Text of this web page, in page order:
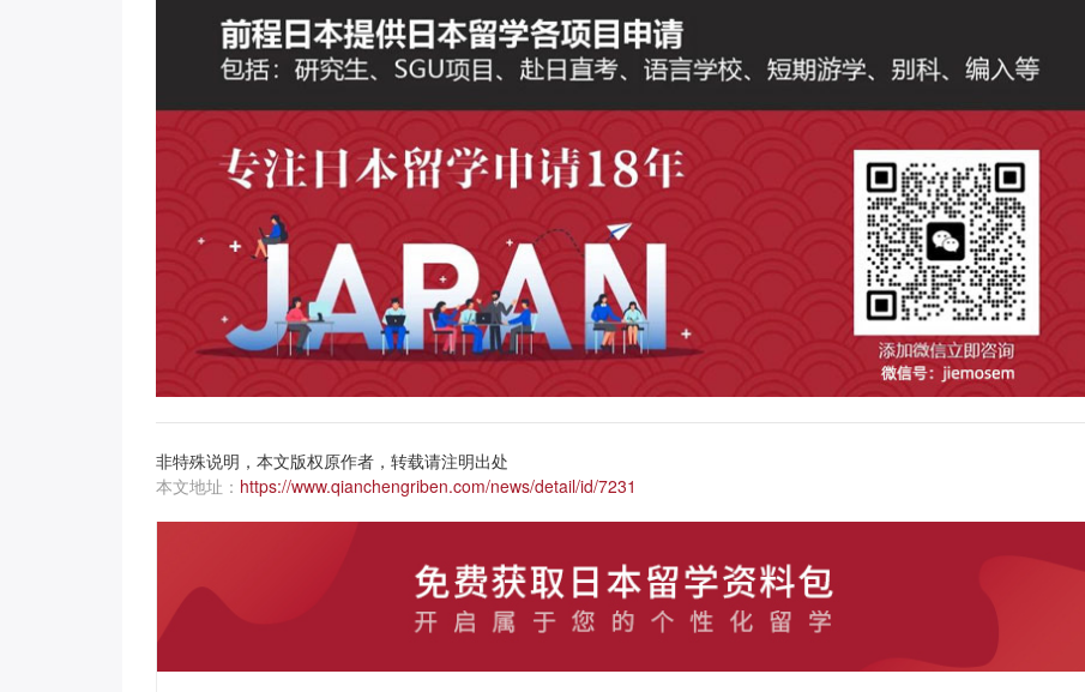
非特殊说明，本文版权原作者，转载请注明出处
本文地址： https://www.qianchengriben.com/news/detail/id/7231